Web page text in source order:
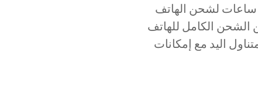
استخدام نظام تحديد المواقع العالمي (GPS) في حي غير مألوف يعد الانتظار لمدة 3 ساعات لشحن الهاتف
الشحن الكامل للهاتف
اليد مع إمكانات